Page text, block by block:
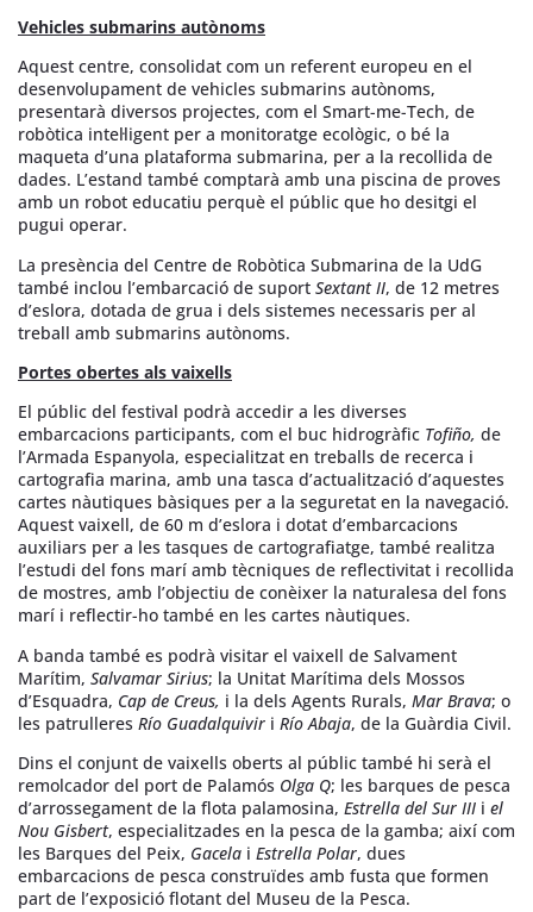
Vehicles submarins autònoms
Aquest centre, consolidat com un referent europeu en el
desenvolupament de vehicles submarins autònoms,
presentarà diversos projectes, com el Smart-me-Tech, de
robòtica intel·ligent per a monitoratge ecològic, o bé la
maqueta d’una plataforma submarina, per a la recollida de
dades. L’estand també comptarà amb una piscina de proves
amb un robot educatiu perquè el públic que ho desitgi el
pugui operar.
La presència del Centre de Robòtica Submarina de la UdG
també inclou l’embarcació de suport Sextant II, de 12 metres
d’eslora, dotada de grua i dels sistemes necessaris per al
treball amb submarins autònoms.
Portes obertes als vaixells
El públic del festival podrà accedir a les diverses
embarcacions participants, com el buc hidrogràfic Tofiño, de
l’Armada Espanyola, especialitzat en treballs de recerca i
cartografia marina, amb una tasca d’actualització d’aquestes
cartes nàutiques bàsiques per a la seguretat en la navegació.
Aquest vaixell, de 60 m d’eslora i dotat d’embarcacions
auxiliars per a les tasques de cartografiatge, també realitza
l’estudi del fons marí amb tècniques de reflectivitat i recollida
de mostres, amb l’objectiu de conèixer la naturalesa del fons
marí i reflectir-ho també en les cartes nàutiques.
A banda també es podrà visitar el vaixell de Salvament
Marítim, Salvamar Sirius; la Unitat Marítima dels Mossos
d’Esquadra, Cap de Creus, i la dels Agents Rurals, Mar Brava; o
les patrulleres Río Guadalquivir i Río Abaja, de la Guàrdia Civil.
Dins el conjunt de vaixells oberts al públic també hi serà el
remolcador del port de Palamós Olga Q; les barques de pesca
d’arrossegament de la flota palamosina, Estrella del Sur III i el
Nou Gisbert, especialitzades en la pesca de la gamba; així com
les Barques del Peix, Gacela i Estrella Polar, dues
embarcacions de pesca construïdes amb fusta que formen
part de l’exposició flotant del Museu de la Pesca.